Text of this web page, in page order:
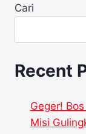
Cari
Recent
Geger!
Misi